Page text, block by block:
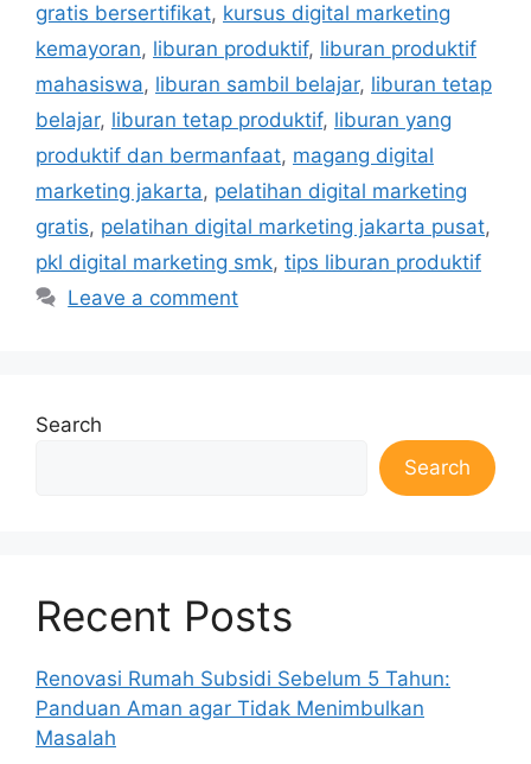
gratis bersertifikat, kursus digital marketing
kemayoran, liburan produktif, liburan produktif
mahasiswa, liburan sambil belajar, liburan tetap
belajar, liburan tetap produktif, liburan yang
produktif dan bermanfaat, magang digital
marketing jakarta, pelatihan digital marketing
gratis, pelatihan digital marketing jakarta pusat,
pkl digital marketing smk, tips liburan produktif
Leave a comment
Search
Search
Recent Posts
Renovasi Rumah Subsidi Sebelum 5 Tahun:
Panduan Aman agar Tidak Menimbulkan
Masalah